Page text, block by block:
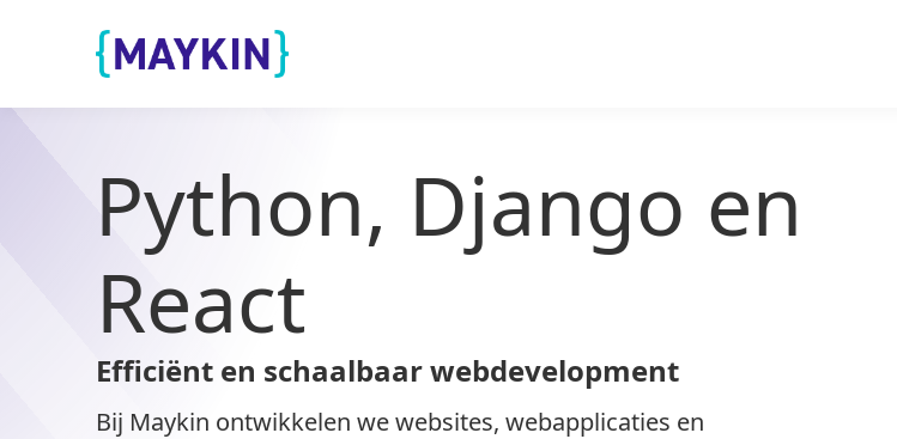
Python, Django en
React
Efficiënt en schaalbaar webdevelopment
Bij Maykin ontwikkelen we websites, webapplicaties en